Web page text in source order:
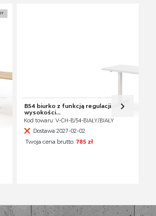
B54 biurko z funkcją regulacji
wysokości...
Kod towaru: V-CH-B/54-BIAŁY/BIAŁY
Dostawa 2027-02-02
Twoja cena brutto:785 zł